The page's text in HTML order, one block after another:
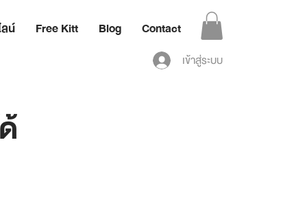
น์ Free Kitt Blog Contact
เข้าสู่ระบบ